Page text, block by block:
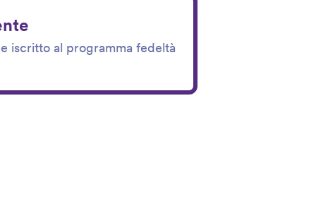
iscritto al programma fedeltà